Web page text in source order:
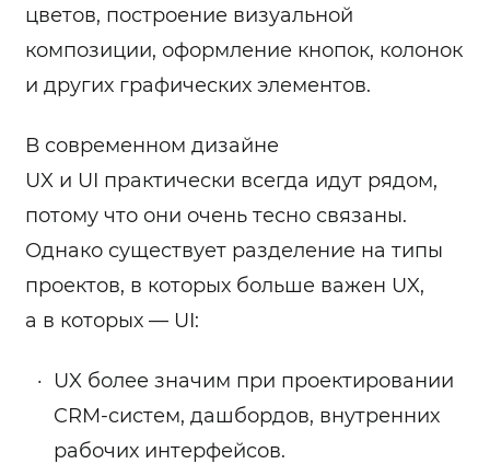
цветов, построение визуальной
композиции, оформление кнопок, колонок
и других графических элементов.
В современном дизайне
UX и UI практически всегда идут рядом,
потому что они очень тесно связаны.
Однако существует разделение на типы
проектов, в которых больше важен UX,
а в которых ― UI:
UX более значим при проектировании
CRM-систем, дашбордов, внутренних
рабочих интерфейсов.